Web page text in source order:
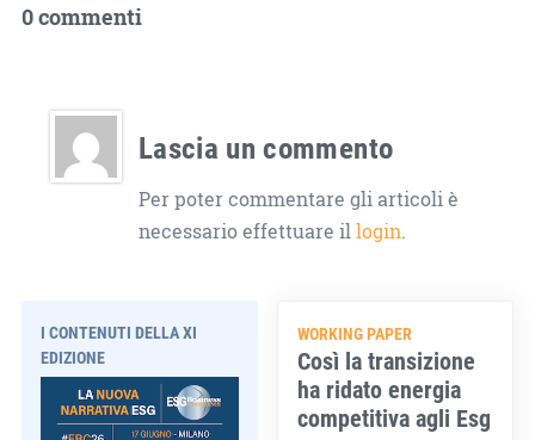
0 commenti
Lascia un commento
Per poter commentare gli articoli è
necessario effettuare illogin.
I CONTENUTI DELLA XI
EDIZIONE
WORKING PAPER
Così la transizione
ha ridato energia
competitiva agli Esg